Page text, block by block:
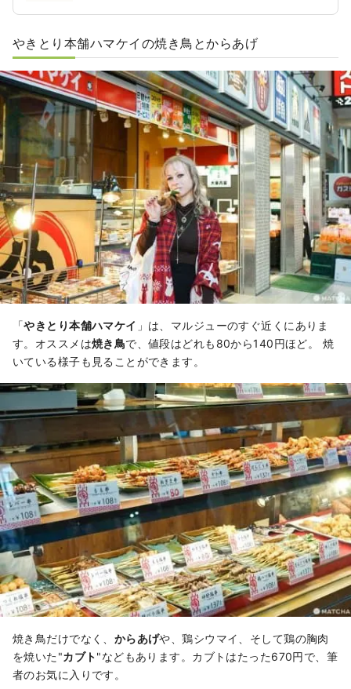
やきとり本舗ハマケイの焼き鳥とからあげ
「やきとり本舗ハマケイ 」は、マルジューのすぐ近くにありま
す。オススメは焼き鳥で、値段はどれも80から140円ほど。 焼
いている様子も見ることができます。
焼き鳥だけでなく、 からあげや、鶏シウマイ、そして鶏の胸肉
を焼いた"カブト"などもあります。カブトはたった670円で、筆
者のお気に入りです。